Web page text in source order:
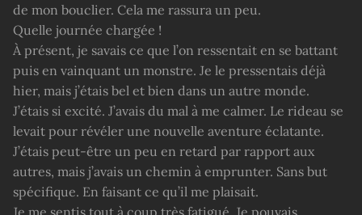
de mon bouclier. Cela me rassura un peu.
Quelle journée chargée !
À présent, je savais ce que l’on ressentait en se battant
puis en vainquant un monstre. Je le pressentais déjà
hier, mais j’étais bel et bien dans un autre monde.
J’étais si excité. J’avais du mal à me calmer. Le rideau se
levait pour révéler une nouvelle aventure éclatante.
J’étais peut-être un peu en retard par rapport aux
autres, mais j’avais un chemin à emprunter. Sans but
spécifique. En faisant ce qu’il me plaisait.
Je me sentis tout à coup très fatigué. Je pouvais